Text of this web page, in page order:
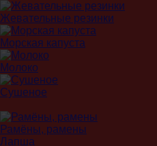
Жевательные резинки
Морская капуста
Молоко
Сушеное
Рамёны, рамены
Лапша